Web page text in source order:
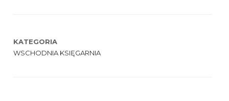
KATEGORIA
WSCHODNIA KSIĘGARNIA